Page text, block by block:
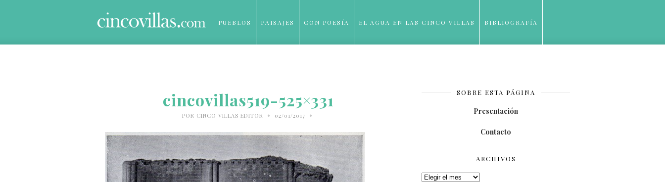
PUEBLOS PAISAJES CON POESÍA EL AGUA EN LAS CINCO VILLAS BIBLIOGRAFÍA
cincovillas519-525×331
POR CINCO VILLAS EDITOR • 02/01/2017 •
SOBRE ESTA PÁGINA
Presentación
Contacto
ARCHIVOS
Archivos